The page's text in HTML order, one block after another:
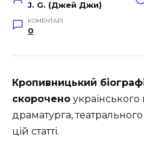
J. G. (Джей Джи)
КОМЕНТАРІ
0
Кропивницький
скорочено
драматурга,
цій статті.